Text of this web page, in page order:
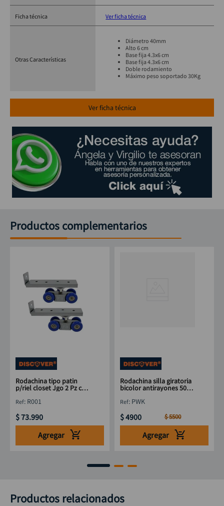
Ver ficha técnica
Ficha técnica Ver ficha técnica
Otras Características
Diámetro 40mm
Alto 6 cm
Base fija 4.3x6 cm
Base fija 4.3x6 cm
Doble rodamiento
Máximo peso soportado 30Kg
Productos complementarios
Rodachina tipo patin
p/riel closet Jgo 2 Pz con
: R001
$73.990
Agregar
Rodachina silla giratoria
bicolor antirayones 50
: PWK
$4900 $5500
Agregar
Productos relacionados